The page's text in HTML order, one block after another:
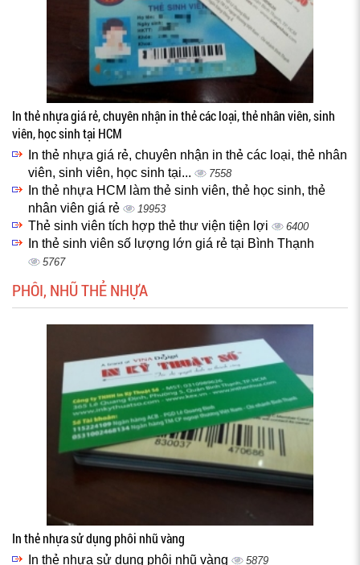
In thẻ nhựa giá rẻ, chuyên nhận in thẻ các loại, thẻ nhân viên, sinh
viên, học sinh tại HCM
In thẻ nhựa giá rẻ, chuyên nhận in thẻ các loại, thẻ nhân
viên, sinh viên, học sinh tại...
7558
In thẻ nhựa HCM làm thẻ sinh viên, thẻ học sinh, thẻ
nhân viên giá rẻ
19953
Thẻ sinh viên tích hợp thẻ thư viện tiện lợi 6400
In thẻ sinh viên số lượng lớn giá rẻ tại Bình Thạnh
5767
PHÔI, NHŨ THẺ NHỰA
In thẻ nhựa sử dụng phôi nhũ vàng
In thẻ nhựa sử dụng phôi nhũ vàng 5879